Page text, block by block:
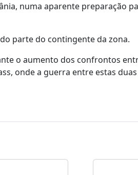
numa aparente preparação
parte do contingente da zona.
o aumento dos confrontos
onde a guerra entre estas